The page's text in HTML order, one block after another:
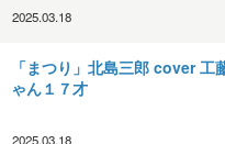
2025.03.18
「まつり」北島三郎 cover 工
ゃん１７才
2025.03.18